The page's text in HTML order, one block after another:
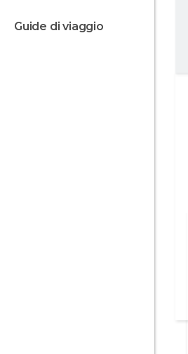
guide di viaggio